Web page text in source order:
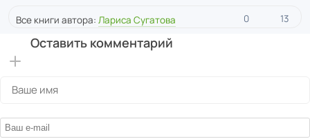
Все книги автора: Лариса Сугатова 0 13
Оставить комментарий